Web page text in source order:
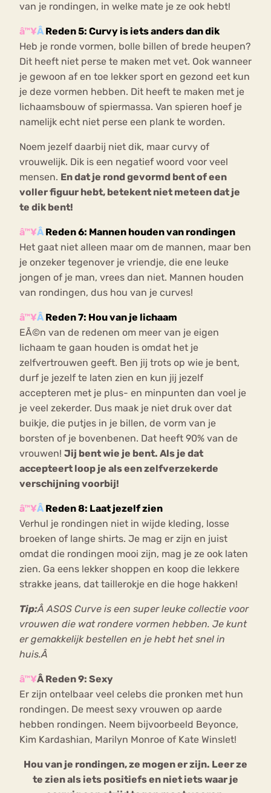
van je rondingen, in welke mate je ze ook hebt!
â™¥Â Reden 5: Curvy is iets anders dan dik
Heb je ronde vormen, bolle billen of brede heupen?
Dit heeft niet perse te maken met vet. Ook wanneer
je gewoon af en toe lekker sport en gezond eet kun
je deze vormen hebben. Dit heeft te maken met je
lichaamsbouw of spiermassa. Van spieren hoef je
namelijk echt niet perse een plank te worden.
Noem jezelf daarbij niet dik, maar curvy of
vrouwelijk. Dik is een negatief woord voor veel
mensen. En dat je rond gevormd bent of een
voller figuur hebt, betekent niet meteen dat je
te dik bent!
â™¥Â Reden 6: Mannen houden van rondingen
Het gaat niet alleen maar om de mannen, maar ben
je onzeker tegenover je vriendje, die ene leuke
jongen of je man, vrees dan niet. Mannen houden
van rondingen, dus hou van je curves!
â™¥Â Reden 7: Hou van je lichaam
EÃ©n van de redenen om meer van je eigen
lichaam te gaan houden is omdat het je
zelfvertrouwen geeft. Ben jij trots op wie je bent,
durf je jezelf te laten zien en kun jij jezelf
accepteren met je plus- en minpunten dan voel je
je veel zekerder. Dus maak je niet druk over dat
buikje, die putjes in je billen, de vorm van je
borsten of je bovenbenen. Dat heeft 90% van de
vrouwen! Jij bent wie je bent. Als je dat
accepteert loop je als een zelfverzekerde
verschijning voorbij!
â™¥Â Reden 8: Laat jezelf zien
Verhul je rondingen niet in wijde kleding, losse
broeken of lange shirts. Je mag er zijn en juist
omdat die rondingen mooi zijn, mag je ze ook laten
zien. Ga eens lekker shoppen en koop die lekkere
strakke jeans, dat taillerokje en die hoge hakken!
Tip:Â ASOS Curve is een super leuke collectie voor
vrouwen die wat rondere vormen hebben. Je kunt
er gemakkelijk bestellen en je hebt het snel in
huis.Â
â™¥Â Reden 9: Sexy
Er zijn ontelbaar veel celebs die pronken met hun
rondingen. De meest sexy vrouwen op aarde
hebben rondingen. Neem bijvoorbeeld Beyonce,
Kim Kardashian, Marilyn Monroe of Kate Winslet!
Hou van je rondingen, ze mogen er zijn. Leer ze
te zien als iets positiefs en niet iets waar je